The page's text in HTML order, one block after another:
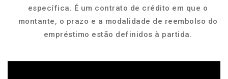
específica. É um contrato de crédito em que o
montante, o prazo e a modalidade de reembolso do
empréstimo estão definidos à partida.